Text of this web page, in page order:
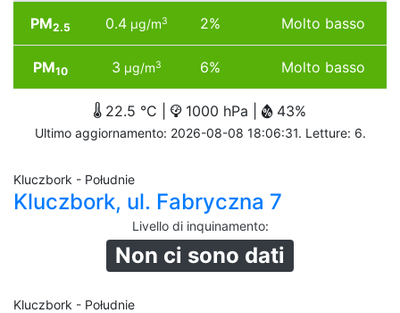
PM2.5 0.4 µg/m3 2% Molto basso
PM10 3 µg/m3 6% Molto basso
22.5 °C | 1000 hPa | 43%
Ultimo aggiornamento: 2026-08-08 18:06:31. Letture: 6.
Kluczbork - Południe
Kluczbork, ul. Fabryczna 7
Livello di inquinamento:
Non ci sono dati
Kluczbork - Południe